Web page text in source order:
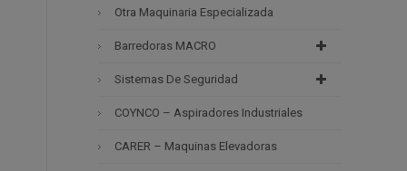
Otra Maquinaria Especializada
Barredoras MACRO
Sistemas De Seguridad
COYNCO – Aspiradores Industriales
CARER – Maquinas Elevadoras